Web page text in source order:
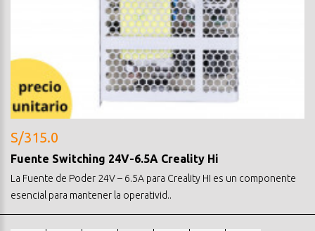
S/315.0
Fuente Switching 24V-6.5A Creality Hi
La Fuente de Poder 24V – 6.5A para Creality HI es un componente
esencial para mantener la operativid..